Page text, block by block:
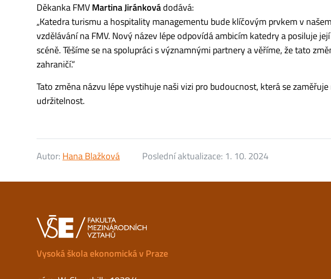
Děkanka FMVMartina Jiránkovádodává:
„Katedra turismu a hospitality managementu bude klíčovým prvkem v
vzdělávání na FMV. Nový název lépe odpovídá ambicím katedry a posiluje
scéně. Těšíme se na spolupráci s významnými partnery a věříme, že tato
zahraničí.“
Tato změna názvu lépe vystihuje naši vizi pro budoucnost, která se
udržitelnost.
Autor: Hana Blažková Poslední aktualizace: 1. 10. 2024
Vysoká škola ekonomická v Praze